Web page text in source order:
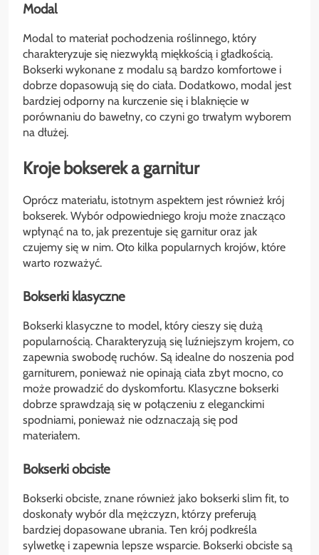
Modal
Modal to materiał pochodzenia roślinnego, który
charakteryzuje się niezwykłą miękkością i gładkością.
Bokserki wykonane z modalu są bardzo komfortowe i
dobrze dopasowują się do ciała. Dodatkowo, modal jest
bardziej odporny na kurczenie się i blaknięcie w
porównaniu do bawełny, co czyni go trwałym wyborem
na dłużej.
Kroje bokserek a garnitur
Oprócz materiału, istotnym aspektem jest również krój
bokserek. Wybór odpowiedniego kroju może znacząco
wpłynąć na to, jak prezentuje się garnitur oraz jak
czujemy się w nim. Oto kilka popularnych krojów, które
warto rozważyć.
Bokserki klasyczne
Bokserki klasyczne to model, który cieszy się dużą
popularnością. Charakteryzują się luźniejszym krojem, co
zapewnia swobodę ruchów. Są idealne do noszenia pod
garniturem, ponieważ nie opinają ciała zbyt mocno, co
może prowadzić do dyskomfortu. Klasyczne bokserki
dobrze sprawdzają się w połączeniu z eleganckimi
spodniami, ponieważ nie odznaczają się pod
materiałem.
Bokserki obcisłe
Bokserki obcisłe, znane również jako bokserki slim fit, to
doskonały wybór dla mężczyzn, którzy preferują
bardziej dopasowane ubrania. Ten krój podkreśla
sylwetkę i zapewnia lepsze wsparcie. Bokserki obcisłe są